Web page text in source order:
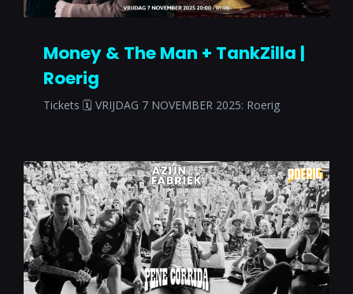
Money & The Man + TankZilla |
Roerig
Tickets 🗓 VRIJDAG 7 NOVEMBER 2025: Roerig